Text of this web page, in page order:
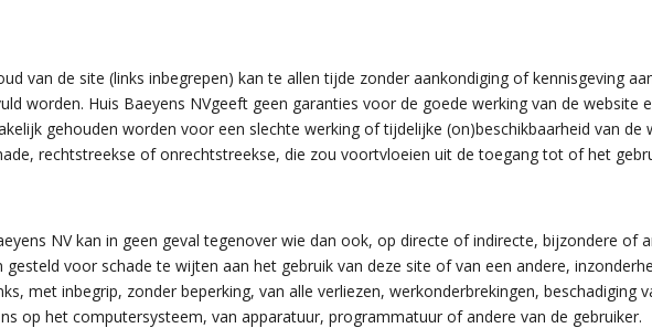
van de site (links inbegrepen) kan te allen tijde zonder aankondiging of kennisgeving
worden. Huis Baeyens NVgeeft geen garanties voor de goede werking van de website
gehouden worden voor een slechte werking of tijdelijke (on)beschikbaarheid van
rechtstreekse of onrechtstreekse, die zou voortvloeien uit de toegang tot of het
NV kan in geen geval tegenover wie dan ook, op directe of indirecte, bijzondere of
gesteld voor schade te wijten aan het gebruik van deze site of van een andere,
met inbegrip, zonder beperking, van alle verliezen, werkonderbrekingen, beschadiging
op het computersysteem, van apparatuur, programmatuur of andere van de gebruiker.